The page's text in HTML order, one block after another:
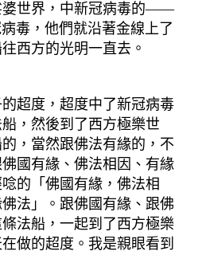
婆世界，中新冠病毒的——
毒，他們就沿著金線上了
西方的光明一直去。
超度，超度中了新冠病毒
，然後到了西方極樂世
，當然跟佛法有緣的，不
國有緣、佛法相因、有緣
的「佛國有緣，佛法相
法」。跟佛國有緣、跟佛
法船，一起到了西方極樂
做的超度。我是親眼看到